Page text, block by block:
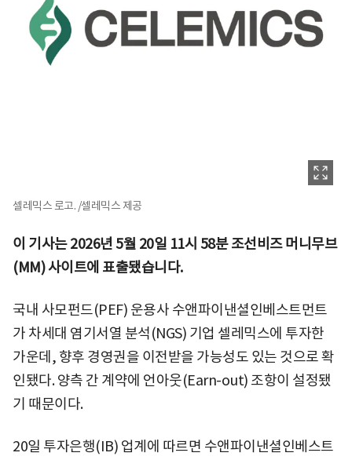
셀레믹스 로고. /셀레믹스 제공
이 기사는 2026년 5월 20일 11시 58분 조선비즈 머니무브
(MM) 사이트에 표출됐습니다.
국내 사모펀드(PEF) 운용사 수앤파이낸셜인베스트먼트
가 차세대 염기서열 분석(NGS) 기업 셀레믹스에 투자한
가운데, 향후 경영권을 이전받을 가능성도 있는 것으로 확
인됐다. 양측 간 계약에 언아웃(Earn-out) 조항이 설정됐
기 때문이다.
20일 투자은행(IB) 업계에 따르면 수앤파이낸셜인베스트